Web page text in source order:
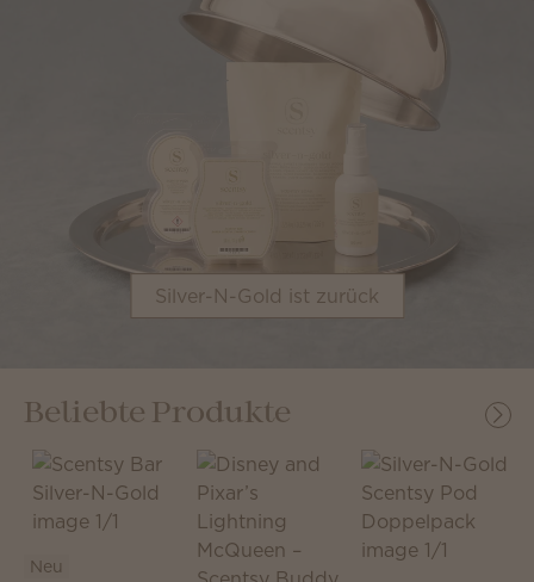
Silver-N-Gold ist zurück
Beliebte Produkte
Neu